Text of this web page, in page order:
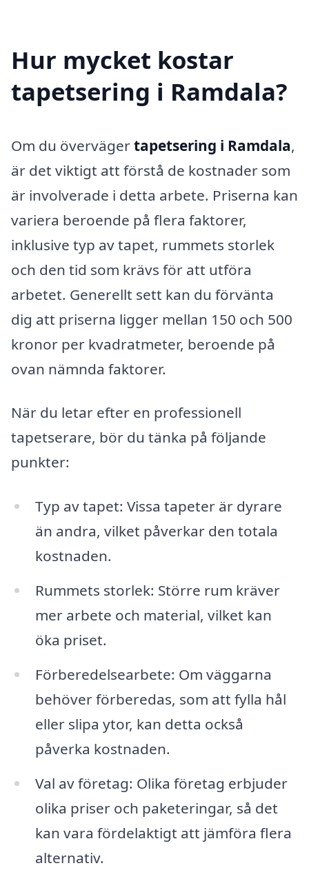
Hur mycket kostar
tapetsering i Ramdala?
Om du övervägertapetsering i Ramdala,
är det viktigt att förstå de kostnader som
är involverade i detta arbete. Priserna kan
variera beroende på flera faktorer,
inklusive typ av tapet, rummets storlek
och den tid som krävs för att utföra
arbetet. Generellt sett kan du förvänta
dig att priserna ligger mellan 150 och 500
kronor per kvadratmeter, beroende på
ovan nämnda faktorer.
När du letar efter en professionell
tapetserare, bör du tänka på följande
punkter:
Typ av tapet: Vissa tapeter är dyrare
än andra, vilket påverkar den totala
kostnaden.
Rummets storlek: Större rum kräver
mer arbete och material, vilket kan
öka priset.
Förberedelsearbete: Om väggarna
behöver förberedas, som att fylla hål
eller slipa ytor, kan detta också
påverka kostnaden.
Val av företag: Olika företag erbjuder
olika priser och paketeringar, så det
kan vara fördelaktigt att jämföra flera
alternativ.